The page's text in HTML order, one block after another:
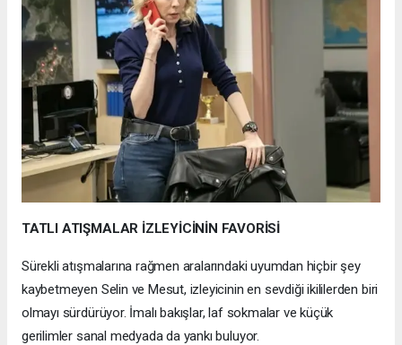
TATLI ATIŞMALAR İZLEYİCİNİN FAVORİSİ
Sürekli atışmalarına rağmen aralarındaki uyumdan hiçbir şey
kaybetmeyen Selin ve Mesut, izleyicinin en sevdiği ikililerden biri
olmayı sürdürüyor. İmalı bakışlar, laf sokmalar ve küçük
gerilimler sanal medyada da yankı buluyor.